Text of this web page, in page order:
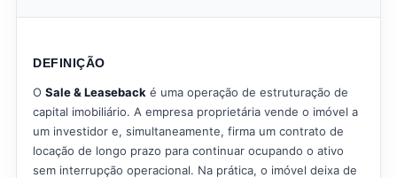
DEFINIÇÃO
O Sale & Leaseback é uma operação de estruturação de
capital imobiliário. A empresa proprietária vende o imóvel a
um investidor e, simultaneamente, firma um contrato de
locação de longo prazo para continuar ocupando o ativo
sem interrupção operacional. Na prática, o imóvel deixa de